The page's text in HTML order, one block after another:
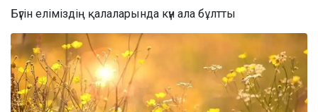
Бүгін еліміздің қалаларында күн ала бұлтты